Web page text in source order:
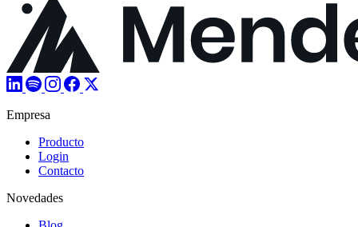
Empresa
Producto
Login
Contacto
Novedades